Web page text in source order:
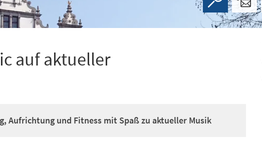
auf aktueller
Aufrichtung und Fitness mit Spaß zu aktueller Musik